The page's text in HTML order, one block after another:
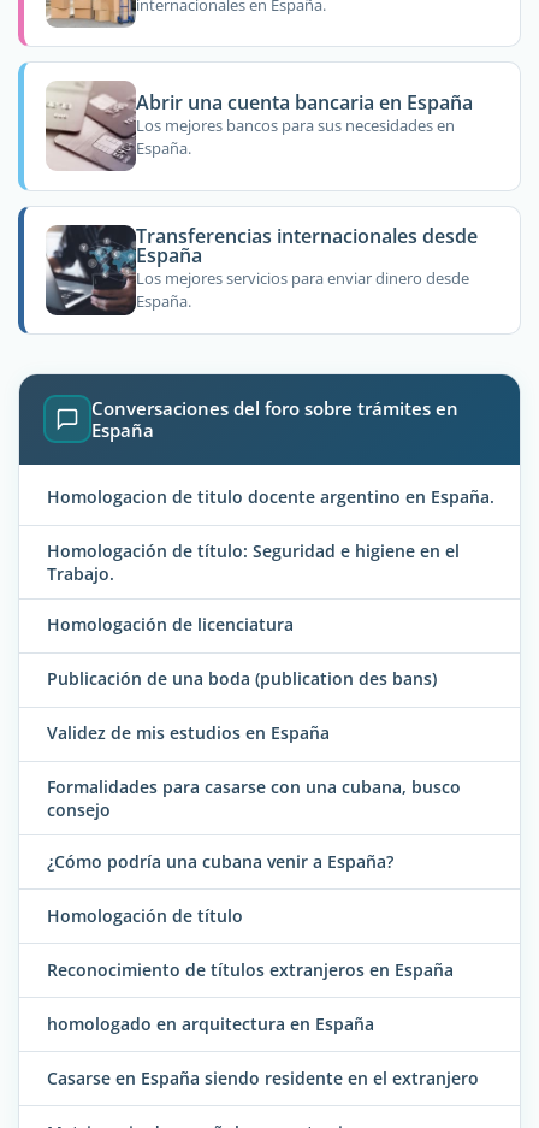
internacionales en España.
Abrir una cuenta bancaria en España
Los mejores bancos para sus necesidades en
España.
Transferencias internacionales desde
España
Los mejores servicios para enviar dinero desde
España.
Conversaciones del foro sobre trámites en
España
Homologacion de titulo docente argentino en España.
Homologación de título: Seguridad e higiene en el
Trabajo.
Homologación de licenciatura
Publicación de una boda (publication des bans)
Validez de mis estudios en España
Formalidades para casarse con una cubana, busco
consejo
¿Cómo podría una cubana venir a España?
Homologación de título
Reconocimiento de títulos extranjeros en España
homologado en arquitectura en España
Casarse en España siendo residente en el extranjero